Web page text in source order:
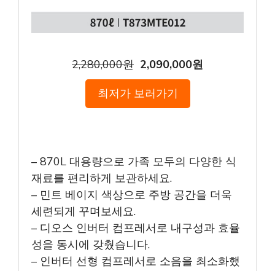
2,280,000원 2,090,000원
최저가 보러가기
– 870L 대용량으로 가족 모두의 다양한 식
재료를 편리하게 보관하세요.
– 민트 베이지 색상으로 주방 공간을 더욱
세련되게 꾸며보세요.
– 디오스 인버터 컴프레서로 내구성과 효율
성을 동시에 갖췄습니다.
– 인버터 선형 컴프레서로 소음을 최소화했